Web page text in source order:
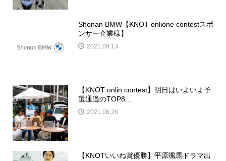
Shonan BMW【KNOT onlione contestスポ
ンサー企業様】
2021.09.13
【KNOT onlin contest】明日はいよいよ予
選通過のTOP8...
2021.06.28
【KNOTいいね賞優勝】平原颯馬ドラマ出